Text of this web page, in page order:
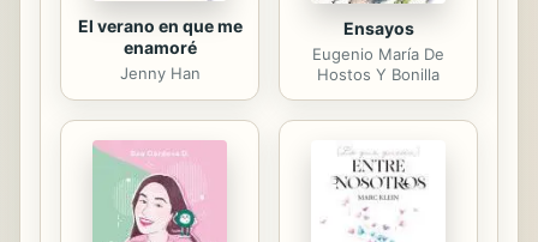
El verano en que me
enamoré
Jenny Han
Ensayos
Eugenio María De
Hostos Y Bonilla